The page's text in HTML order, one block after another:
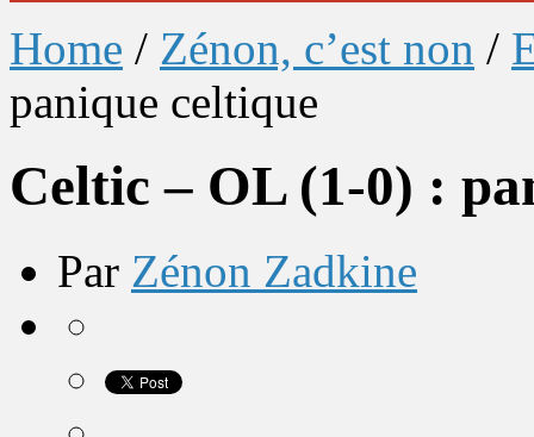
Home / Zénon, c’est non /
panique celtique
Celtic – OL (1-0) :
Par Zénon Zadkine